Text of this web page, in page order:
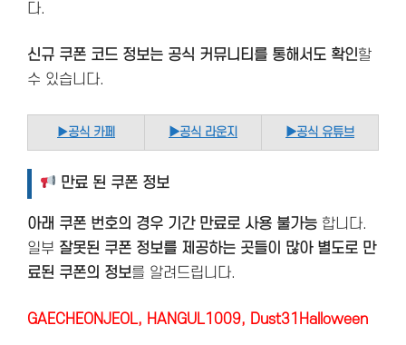
다.
신규 쿠폰 코드 정보는 공식 커뮤니티를 통해서도 확인할
수 있습니다.
▶공식 카페 ▶공식 라운지 ▶공식 유튜브
만료 된 쿠폰 정보
아래 쿠폰 번호의 경우 기간 만료로 사용 불가능 합니다.
일부 잘못된 쿠폰 정보를 제공하는 곳들이 많아 별도로 만
료된 쿠폰의 정보를 알려드립니다.
GAECHEONJEOL, HANGUL1009, Dust31Halloween